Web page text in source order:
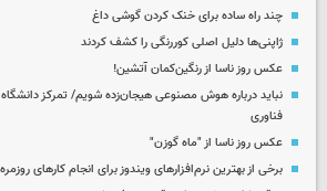
چند راه‌ ساده برای خنک کردن گوشی داغ
ژاپنی‌ها دلیل اصلی کوررنگی را کشف کردند
عکس روز ناسا از رنگین‌کمان آتشین!
نباید درباره هوش مصنوعی هیجان‌زده شویم/ تمرکز دانشگاه
فناوری
عکس روز ناسا از "ماه گوزن"
برخی از بهترین نرم‌افزارهای ویندوز برای انجام کارهای روزمره